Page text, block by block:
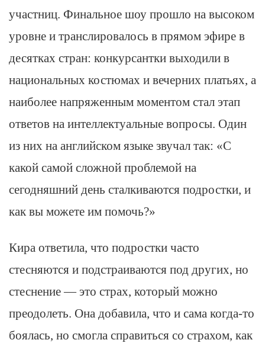
участниц. Финальное шоу прошло на высоком
уровне и транслировалось в прямом эфире в
десятках стран: конкурсантки выходили в
национальных костюмах и вечерних платьях, а
наиболее напряженным моментом стал этап
ответов на интеллектуальные вопросы. Один
из них на английском языке звучал так: «С
какой самой сложной проблемой на
сегодняшний день сталкиваются подростки, и
как вы можете им помочь?»
Кира ответила, что подростки часто
стесняются и подстраиваются под других, но
стеснение — это страх, который можно
преодолеть. Она добавила, что и сама когда-то
боялась, но смогла справиться со страхом, как